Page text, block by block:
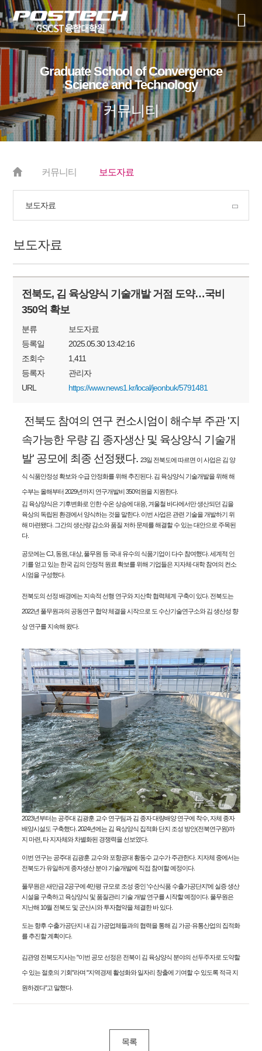
전
체
매
뉴
Graduate School of Convergence
Science and Technology
커뮤니티
커뮤니티 보도자료
보도자료
보도자료
전북도, 김 육상양식 기술개발 거점 도약…국비
350억 확보
분류
보도자료
등록일
2025.05.30 13:42:16
조회수
1,411
등록자
관리자
URL
https://www.news1.kr/local/jeonbuk/5791481
전북도 참여의 연구 컨소시엄이 해수부 주관 '지
속가능한 우량 김 종자생산 및 육상양식 기술개
발' 공모에 최종 선정됐다.23일 전북도에 따르면 이 사업은 김 양
식 식품안정성 확보와 수급 안정화를 위해 추진된다. 김 육상양식 기술개발을 위해 해
수부는 올해부터 2029년까지 연구개발비 350억원을 지원한다.
김 육상양식은 기후변화로 인한 수온 상승에 대응, 겨울철 바다에서만 생산되던 김을
육상의 독립된 환경에서 양식하는 것을 말한다. 이번 사업은 관련 기술을 개발하기 위
해 마련됐다. 그간의 생산량 감소와 품질 저하 문제를 해결할 수 있는 대안으로 주목된
다.
공모에는 CJ, 동원, 대상, 풀무원 등 국내 유수의 식품기업이 다수 참여했다. 세계적 인
기를 얻고 있는 한국 김의 안정적 원료 확보를 위해 기업들은 지자체·대학 참여의 컨소
시엄을 구성했다.
전북도의 선정 배경에는 지속적 선행 연구와 지산학 협력체계 구축이 있다. 전북도는
2022년 풀무원과의 공동연구 협약 체결을 시작으로 도 수산기술연구소와 김 생산성 향
상 연구를 지속해 왔다.
전북자치도 수산기술연구소에서 김 육상 양식 테스트가 진행되고 있다.(전북자치도 제공. 재판매 및 DB금지)/뉴스1
2023년부터는 공주대 김광훈 교수 연구팀과 김 종자 대량배양 연구에 착수, 자체 종자
배양시설도 구축했다. 2024년에는 김 육상양식 집적화 단지 조성 방안(전북연구원)까
지 마련, 타 지자체와 차별화된 경쟁력을 선보였다.
이번 연구는 공주대 김광훈 교수와 포항공대 황동수 교수가 주관한다. 지자체 중에서는
전북도가 유일하게 종자생산 분야 기술개발에 직접 참여할 예정이다.
풀무원은 새만금 2공구에 4만평 규모로 조성 중인 '수산식품 수출가공단지'에 실증 생산
시설을 구축하고 육상양식 및 품질관리 기술 개발 연구를 시작할 예정이다. 풀무원은
지난해 10월 전북도 및 군산시와 투자협약을 체결한 바 있다.
도는 향후 수출가공단지 내 김 가공업체들과의 협력을 통해 김 가공·유통산업의 집적화
를 추진할 계획이다.
김관영 전북도지사는 "이번 공모 선정은 전북이 김 육상양식 분야의 선두주자로 도약할
수 있는 절호의 기회"라며 "지역경제 활성화와 일자리 창출에 기여할 수 있도록 적극 지
원하겠다"고 말했다.
목록